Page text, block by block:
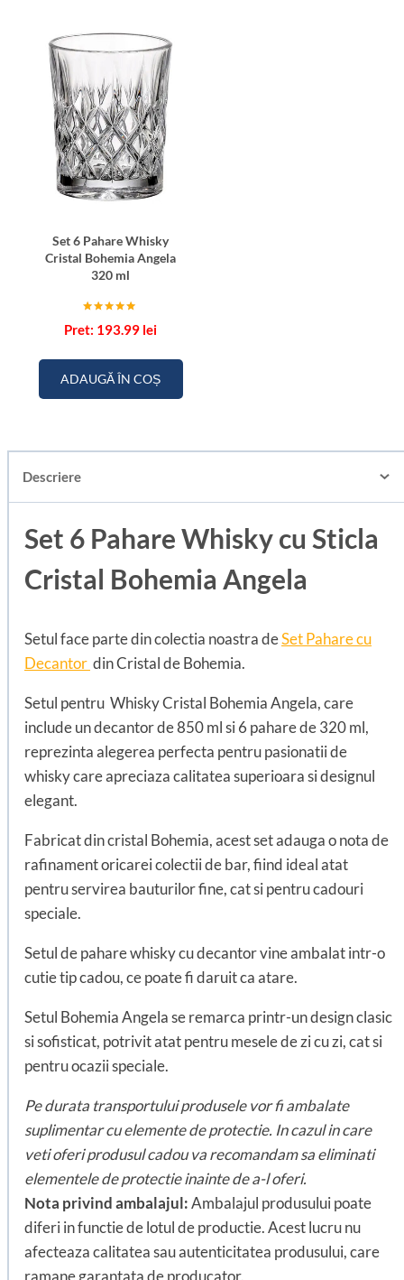
Set 6 Pahare Whisky
Cristal Bohemia Angela
320 ml
5.00
193.99 lei
ADAUGĂ ÎN COȘ
Descriere
Set 6 Pahare Whisky cu Sticla
Cristal Bohemia Angela
Setul face parte din colectia noastra deSet Pahare cu
Decantor din Cristal de Bohemia.
Setul pentru Whisky Cristal Bohemia Angela, care
include un decantor de 850 ml si 6 pahare de 320 ml,
reprezinta alegerea perfecta pentru pasionatii de
whisky care apreciaza calitatea superioara si designul
elegant.
Fabricat din cristal Bohemia, acest set adauga o nota de
rafinament oricarei colectii de bar, fiind ideal atat
pentru servirea bauturilor fine, cat si pentru cadouri
speciale.
Setul de pahare whisky cu decantor vine ambalat intr-o
cutie tip cadou, ce poate fi daruit ca atare.
Setul Bohemia Angela se remarca printr-un design clasic
si sofisticat, potrivit atat pentru mesele de zi cu zi, cat si
pentru ocazii speciale.
Pe durata transportului produsele vor fi ambalate
suplimentar cu elemente de protectie. In cazul in care
veti oferi produsul cadou va recomandam sa eliminati
elementele de protectie inainte de a-l oferi.
Nota privind ambalajul:Ambalajul produsului poate
diferi in functie de lotul de productie. Acest lucru nu
afecteaza calitatea sau autenticitatea produsului, care
ramane garantata de producator.